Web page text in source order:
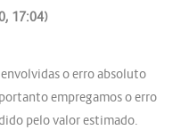
17:04)
o erro absoluto
empregamos o erro
pelo valor estimado.